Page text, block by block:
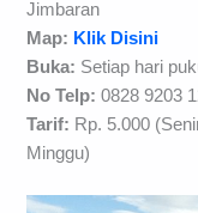
Jimbaran
Map: Klik Disini
Buka: Setiap hari
No Telp:0828 9203
Tarif: Rp. 5.000
Minggu)